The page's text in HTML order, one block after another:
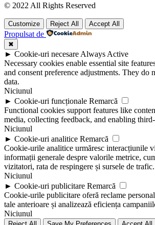
© 2022 All Rights Reserved
Customize Reject All Accept All
Propulsat de
✖
► Cookie-uri necesare Always Active
Necessary cookies enable essential site
and consent preference adjustments. They do
data.
Niciunul
► Cookie-uri funcționale Remarcă
Functional cookies support features like
media, collecting feedback, and enabling
Niciunul
► Cookie-uri analitice Remarcă
Cookie-urile analitice urmăresc interacțiunile
informații generale despre valorile metrice,
vizitatori, rata de respingere și sursele de trafic.
Niciunul
► Cookie-uri publicitare Remarcă
Cookie-urile publicitare oferă reclame
tale anterioare și analizează eficiența
Niciunul